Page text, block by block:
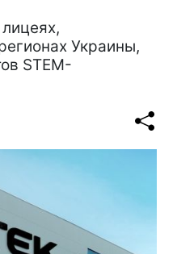
Украины,
STEM-